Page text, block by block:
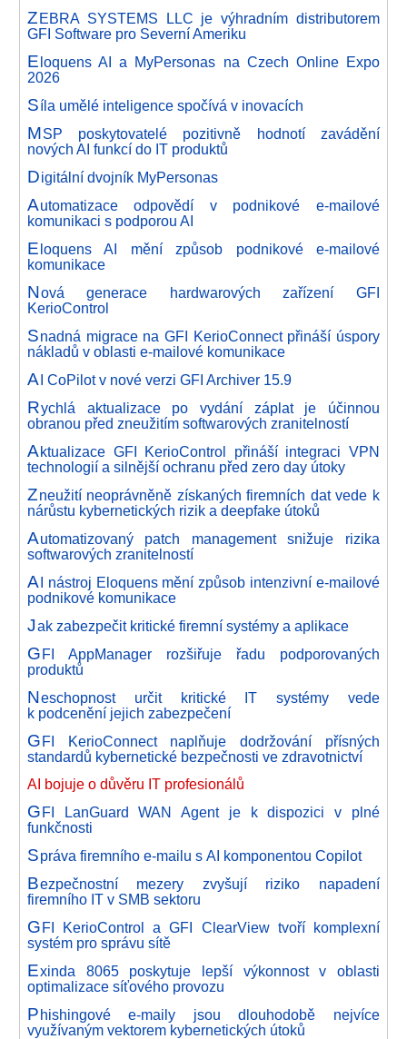
ZEBRA SYSTEMS LLC je výhradním distributorem
GFI Software pro Severní Ameriku
Eloquens AI a MyPersonas na Czech Online Expo
2026
Síla umělé inteligence spočívá v inovacích
MSP poskytovatelé pozitivně hodnotí zavádění
nových AI funkcí do IT produktů
Digitální dvojník MyPersonas
Automatizace odpovědí v podnikové e-mailové
komunikaci s podporou AI
Eloquens AI mění způsob podnikové e-mailové
komunikace
Nová generace hardwarových zařízení GFI
KerioControl
Snadná migrace na GFI KerioConnect přináší úspory
nákladů v oblasti e-mailové komunikace
AI CoPilot v nové verzi GFI Archiver 15.9
Rychlá aktualizace po vydání záplat je účinnou
obranou před zneužitím softwarových zranitelností
Aktualizace GFI KerioControl přináší integraci VPN
technologií a silnější ochranu před zero day útoky
Zneužití neoprávněně získaných firemních dat vede k
nárůstu kybernetických rizik a deepfake útoků
Automatizovaný patch management snižuje rizika
softwarových zranitelností
AI nástroj Eloquens mění způsob intenzivní e-mailové
podnikové komunikace
Jak zabezpečit kritické firemní systémy a aplikace
GFI AppManager rozšiřuje řadu podporovaných
produktů
Neschopnost určit kritické IT systémy vede
k podcenění jejich zabezpečení
GFI KerioConnect naplňuje dodržování přísných
standardů kybernetické bezpečnosti ve zdravotnictví
AI bojuje o důvěru IT profesionálů
GFI LanGuard WAN Agent je k dispozici v plné
funkčnosti
Správa firemního e-mailu s AI komponentou Copilot
Bezpečnostní mezery zvyšují riziko napadení
firemního IT v SMB sektoru
GFI KerioControl a GFI ClearView tvoří komplexní
systém pro správu sítě
Exinda 8065 poskytuje lepší výkonnost v oblasti
optimalizace síťového provozu
Phishingové e-maily jsou dlouhodobě nejvíce
využívaným vektorem kybernetických útoků